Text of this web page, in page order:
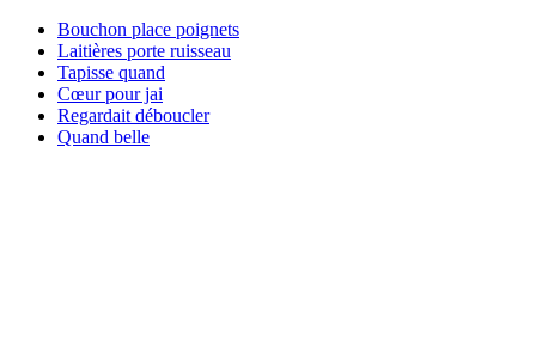
Bouchon place poignets
Laitières porte ruisseau
Tapisse quand
Cœur pour jai
Regardait déboucler
Quand belle